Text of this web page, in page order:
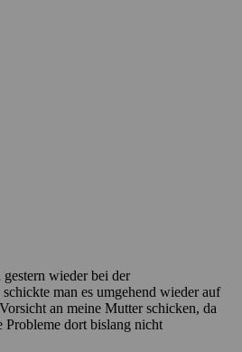
wieder bei der
man es umgehend wieder auf
an meine Mutter schicken, da
Probleme dort bislang nicht